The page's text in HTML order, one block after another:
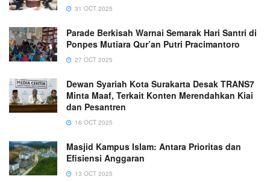
31 OCT 2025
Parade Berkisah Warnai Semarak Hari Santri di
Ponpes Mutiara Qur’an Putri Pracimantoro
27 OCT 2025
Dewan Syariah Kota Surakarta Desak TRANS7
Minta Maaf, Terkait Konten Merendahkan Kiai
dan Pesantren
16 OCT 2025
Masjid Kampus Islam: Antara Prioritas dan
Efisiensi Anggaran
13 OCT 2025